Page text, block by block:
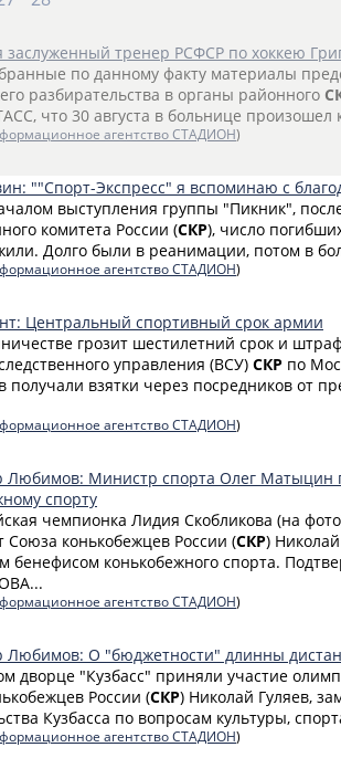
заслуженный тренер РСФСР по хоккею
по данному факту материалы
разбирательства в органы районного
что 30 августа в больнице
агентство СТАДИОН)
""Спорт-Экспресс" я вспоминаю с
выступления группы "Пикник",
комитета России (СКР), число
Долго были в реанимации, потом в
агентство СТАДИОН)
Центральный спортивный срок армии
грозит шестилетний срок и
управления (ВСУ) СКР по
получали взятки через посредников от
агентство СТАДИОН)
Любимов: Министр спорта Олег Матыцин
спорту
чемпионка Лидия Скобликова (на
Союза конькобежцев России (СКР)
бенефисом конькобежного спорта.
агентство СТАДИОН)
Любимов: О "бюджетности" длинны
дворце "Кузбасс" приняли участие
России (СКР) Николай Гуляев,
Кузбасса по вопросам культуры,
агентство СТАДИОН)